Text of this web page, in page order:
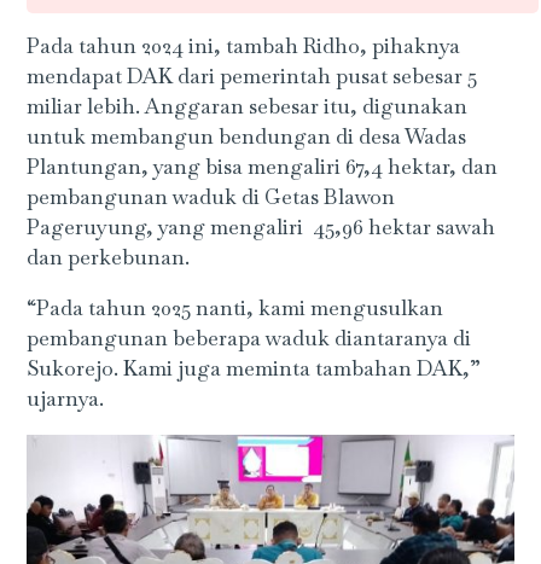
Pada tahun 2024 ini, tambah Ridho, pihaknya
mendapat DAK dari pemerintah pusat sebesar 5
miliar lebih. Anggaran sebesar itu, digunakan
untuk membangun bendungan di desa Wadas
Plantungan, yang bisa mengaliri 67,4 hektar, dan
pembangunan waduk di Getas Blawon
Pageruyung, yang mengaliri 45,96 hektar sawah
dan perkebunan.
“Pada tahun 2025 nanti, kami mengusulkan
pembangunan beberapa waduk diantaranya di
Sukorejo. Kami juga meminta tambahan DAK,”
ujarnya.